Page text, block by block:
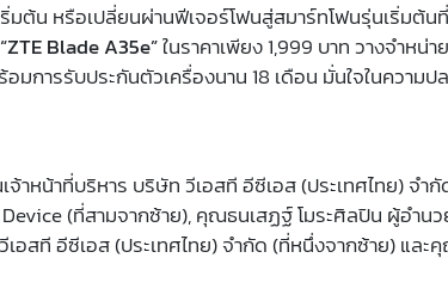
ริ่มต้น หรือเปลี่ยนผ่านฟีเจอร์โฟนสู่สมาร์ทโฟนรุ่นเริ่มต้
“ZTE Blade A35e”ในราคาเพียง 1,999 บาท วางจำหน่
อมการรับประกันตัวเครื่องนาน 18 เดือน มั่นใจในควา
าหน้าที่บริหาร บริษัท วีเอสที อีซีเอส (ประเทศไทย) จ
Device (ที่สามจากซ้าย), คุณธนเสฏฐ์ โมระศิลปิน ผู้อำน
อสที อีซีเอส (ประเทศไทย) จำกัด (ที่หนึ่งจากซ้าย) แ